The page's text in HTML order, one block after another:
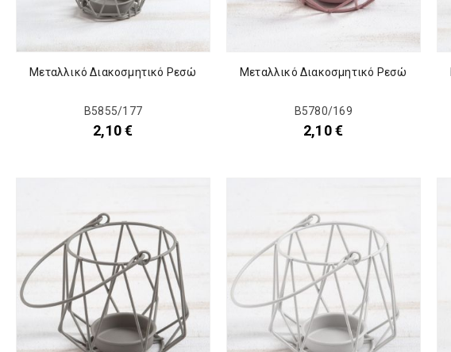
Μεταλλικό Διακοσμητικό Ρεσώ
Β5855/177
2,10€
Μεταλλικό Διακοσμητικό Ρεσώ
Β5780/169
2,10€